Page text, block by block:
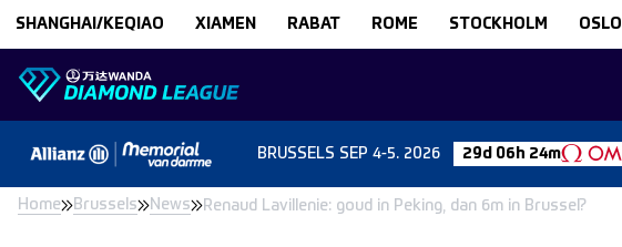
SHANGHAI/KEQIAO XIAMEN RABAT ROME STOCKHOLM OSLO
BRUSSELS SEP 4-5. 2026 29d 06h 24m
Home Brussels News Renaud Lavillenie: goud in Peking, dan 6m in Brussel?